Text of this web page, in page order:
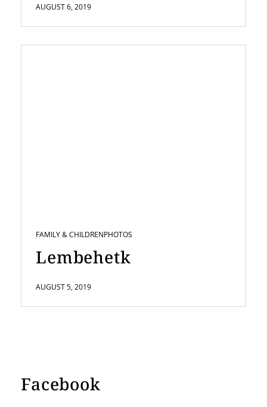
AUGUST 6, 2019
FAMILY & CHILDRENPHOTOS
Lembehetk
AUGUST 5, 2019
Facebook